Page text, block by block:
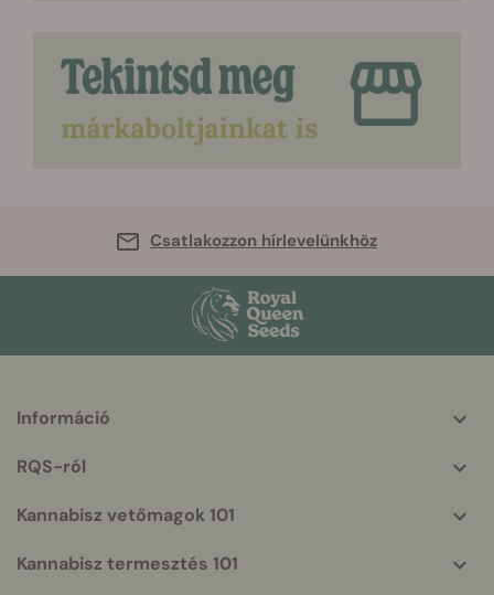
Csatlakozzon hírlevelünkhöz
info
Információ
RQS-ról
Kannabisz vetőmagok 101
Kannabisz termesztés 101